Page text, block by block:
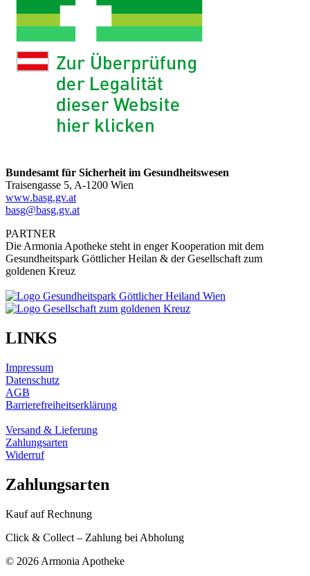
Bundesamt für Sicherheit im Gesundheitswesen
Traisengasse 5, A-1200 Wien
www.basg.gv.at
basg@basg.gv.at
PARTNER
Die Armonia Apotheke steht in enger Kooperation mit dem
Gesundheitspark Göttlicher Heilan & der Gesellschaft zum
goldenen Kreuz
LINKS
Impressum
Datenschutz
AGB
Barrierefreiheitserklärung
Versand & Lieferung
Zahlungsarten
Widerruf
Zahlungsarten
Kauf auf Rechnung
Click & Collect – Zahlung bei Abholung
© 2026 Armonia Apotheke